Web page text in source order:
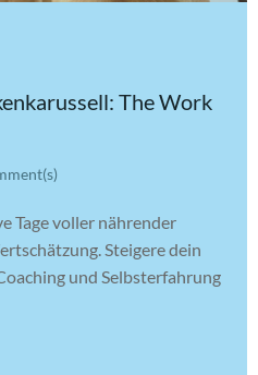
The Work
Tage voller nährender
Steigere dein
und Selbsterfahrung